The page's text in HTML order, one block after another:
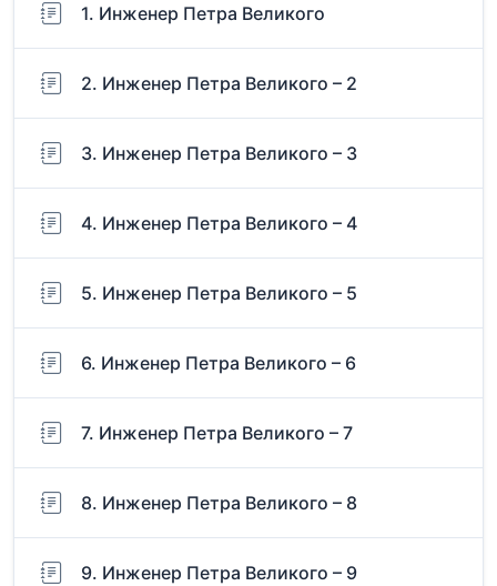
1. Инженер Петра Великого
2. Инженер Петра Великого – 2
3. Инженер Петра Великого – 3
4. Инженер Петра Великого – 4
5. Инженер Петра Великого – 5
6. Инженер Петра Великого – 6
7. Инженер Петра Великого – 7
8. Инженер Петра Великого – 8
9. Инженер Петра Великого – 9